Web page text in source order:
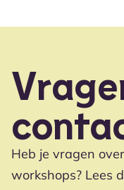
Heb je vragen
workshops? Lees